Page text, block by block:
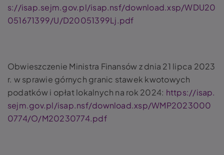
s://isap.sejm.gov.pl/isap.nsf/download.xsp/WDU20
051671399/U/D20051399Lj.pdf
Obwieszczenie Ministra Finansów z dnia 21 lipca 2023
r. w sprawie górnych granic stawek kwotowych
podatków i opłat lokalnych na rok 2024: https://isap.
sejm.gov.pl/isap.nsf/download.xsp/WMP2023000
0774/O/M20230774.pdf